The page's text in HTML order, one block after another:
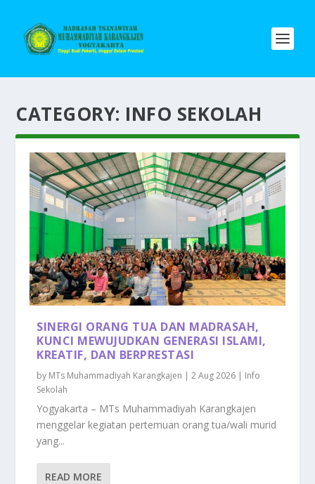
CATEGORY: INFO SEKOLAH
SINERGI ORANG TUA DAN MADRASAH,
KUNCI MEWUJUDKAN GENERASI ISLAMI,
KREATIF, DAN BERPRESTASI
by MTs Muhammadiyah Karangkajen |2 Aug 2026 | Info
Sekolah
Yogyakarta – MTs Muhammadiyah Karangkajen
menggelar kegiatan pertemuan orang tua/wali murid
yang...
READ MORE